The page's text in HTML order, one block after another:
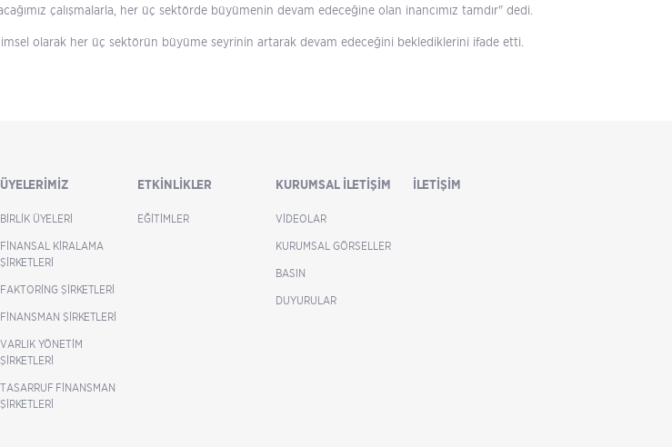
çalışmalarla, her üç sektörde büyümenin devam edeceğine olan inancımız tamdır" dedi.
olarak her üç sektörün büyüme seyrinin artarak devam edeceğini beklediklerini ifade etti.
ÜYELERIMIZ
BIRLIK ÜYELERI
FINANSAL KIRALAMA
ŞIRKETLERI
FAKTORING ŞIRKETLERI
FINANSMAN ŞIRKETLERI
VARLIK YÖNETIM
ŞIRKETLERI
TASARRUF FINANSMAN
ŞIRKETLERI
ETKINLIKLER
EĞITIMLER
KURUMSAL İLETIŞIM
VIDEOLAR
KURUMSAL GÖRSELLER
BASIN
DUYURULAR
İLETIŞIM